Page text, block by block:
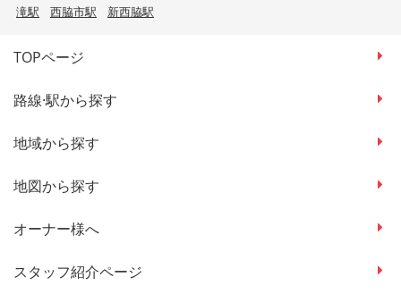
滝駅
西脇市駅 新西脇駅
TOPページ
路線·駅から探す
地域から探す
地図から探す
オーナー様へ
スタッフ紹介ページ